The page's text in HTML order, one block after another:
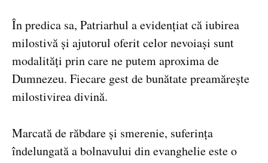
În predica sa, Patriarhul a evidențiat că iubirea
milostivă și ajutorul oferit celor nevoiași sunt
modalități prin care ne putem aproxima de
Dumnezeu. Fiecare gest de bunătate preamărește
milostivirea divină.
Marcată de răbdare și smerenie, suferința
îndelungată a bolnavului din evanghelie este o